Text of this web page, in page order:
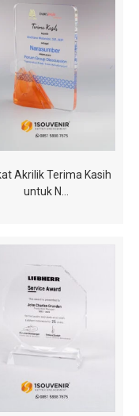
Akrilik Terima Kasih
untuk N…